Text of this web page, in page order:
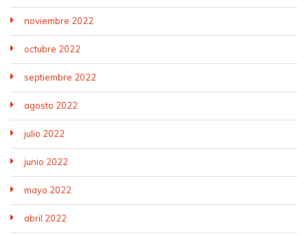
noviembre 2022
octubre 2022
septiembre 2022
agosto 2022
julio 2022
junio 2022
mayo 2022
abril 2022